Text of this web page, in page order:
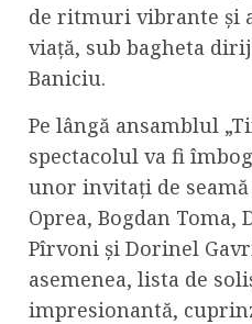
de ritmuri vibrante și
viață, sub bagheta
Baniciu.
Pe lângă ansamblul
spectacolul va fi
unor invitați de
Oprea, Bogdan Toma,
Pîrvoni și Dorinel
asemenea, lista de
impresionantă,